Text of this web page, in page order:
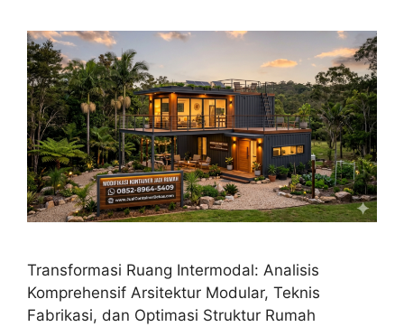
Transformasi Ruang Intermodal: Analisis
Komprehensif Arsitektur Modular, Teknis
Fabrikasi, dan Optimasi Struktur Rumah